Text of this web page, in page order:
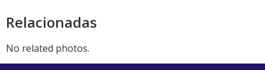
Relacionadas
No related photos.